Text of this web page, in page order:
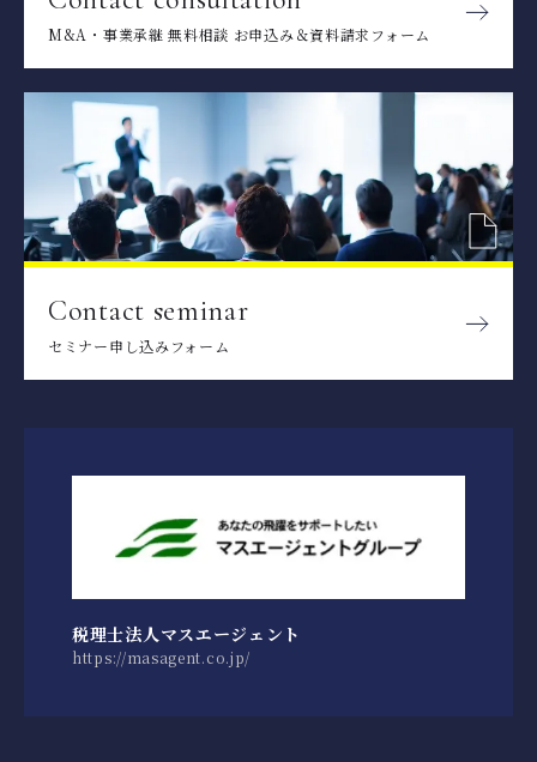
M&A・事業承継 無料相談 お申込み＆資料請求フォーム
Contact seminar
セミナー申し込みフォーム
税理士法人マスエージェント
https://masagent.co.jp/